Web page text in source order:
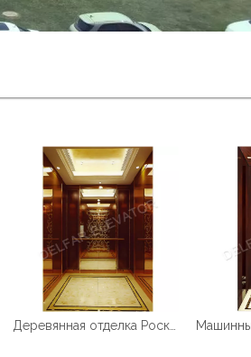
Деревянная отделка Роскошная кабина Пассажирский лифт